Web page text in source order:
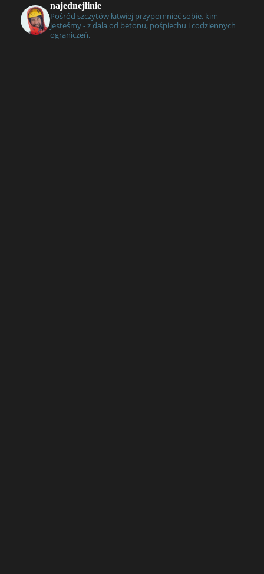
najednejlinie
Pośród szczytów łatwiej przypomnieć sobie, kim
jesteśmy - z dala od betonu, pośpiechu i codziennych
ograniczeń.